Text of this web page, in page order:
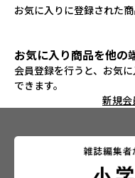
お気に入りに登録された商
お気に入り商品を他の
会員登録を行うと、お気
できます。
新規